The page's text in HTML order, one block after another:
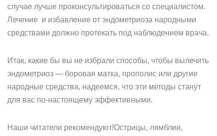
случае лучше проконсультироваться со специалистом.
Лечение и избавление от эндометриоза народными
средствами должно протекать под наблюдением врача.
Итак, какие бы вы не избрали способы, чтобы вылечить
эндометриоз — боровая матка, прополис или другие
народные средства, надеемся, что эти методы станут
для вас по-настоящему эффективными.
Наши читатели рекомендуют!Острицы, лямблии,